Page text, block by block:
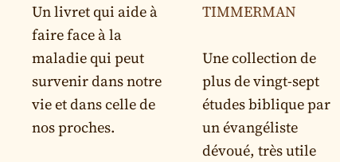
Un livret qui aide à
faire face à la
maladie qui peut
survenir dans notre
vie et dans celle de
nos proches.
TIMMERMAN
Une collection de
plus de vingt-sept
études biblique par
un évangéliste
dévoué, très utile